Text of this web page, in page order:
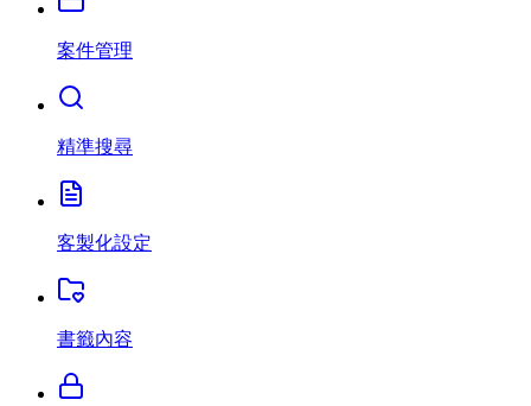
案件管理
精準搜尋
客製化設定
書籤內容